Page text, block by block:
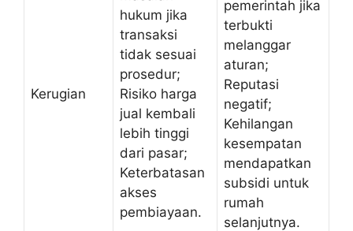
Kerugian
hukum jika
transaksi
tidak sesuai
prosedur;
Risiko harga
jual kembali
lebih tinggi
dari pasar;
Keterbatasan
akses
pembiayaan.
pemerintah jika
terbukti
melanggar
aturan;
Reputasi
negatif;
Kehilangan
kesempatan
mendapatkan
subsidi untuk
rumah
selanjutnya.